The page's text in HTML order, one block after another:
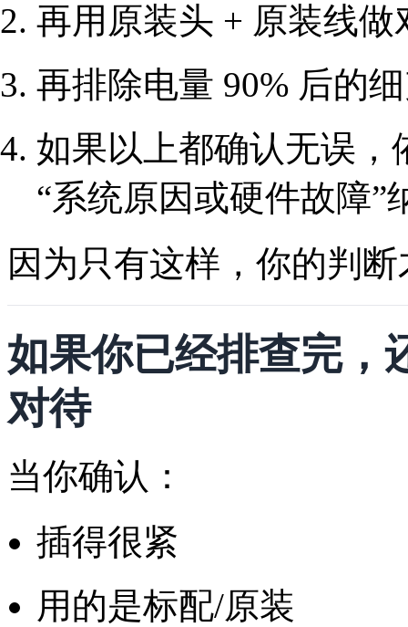
再用原装头 + 原装线做
再排除电量 90% 后的
如果以上都确认无误，
“系统原因或硬件故障”
因为只有这样，你的判
如果你已经排查完，
对待
当你确认：
插得很紧
用的是标配/原装